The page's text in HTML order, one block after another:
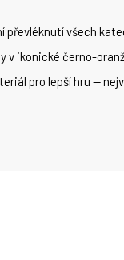
převléknutí všech
v ikonické černo-
pro lepší hru —